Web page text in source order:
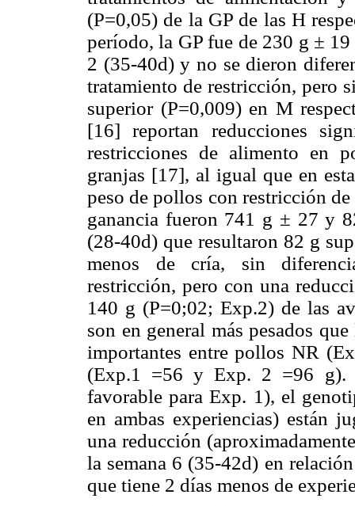
(P=0,05) de la GP de las H
período, la GP fue de 230 g ±
2 (35-40d) y no se dieron
tratamiento de restricción, pero
superior (P=0,009) en M
[16] reportan reducciones
restricciones de alimento en
granjas [17], al igual que en
peso de pollos con restricción
ganancia fueron 741 g ± 27 y
(28-40d) que resultaron 82 g
menos de cría, sin
restricción, pero con una
140 g (P=0;02; Exp.2) de las
son en general más pesados
importantes entre pollos NR
(Exp.1 =56 y Exp. 2 =96 g).
favorable para Exp. 1), el
en ambas experiencias) están
una reducción
la semana 6 (35-42d) en
que tiene 2 días menos de